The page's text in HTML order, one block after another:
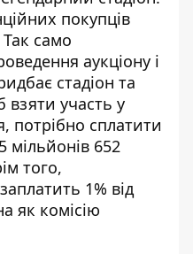
покупців
само
аукціону і
стадіон та
взяти участь у
потрібно сплатити
мільйонів 652
того,
1% від
як комісію